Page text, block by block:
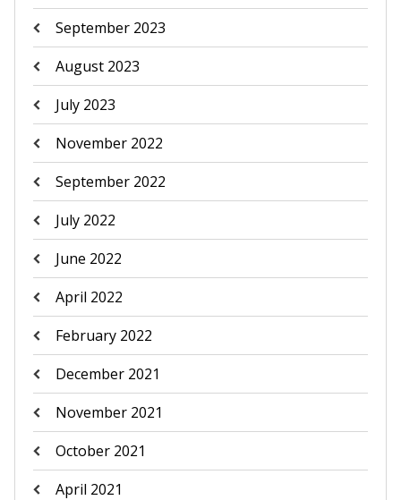
September 2023
August 2023
July 2023
November 2022
September 2022
July 2022
June 2022
April 2022
February 2022
December 2021
November 2021
October 2021
April 2021